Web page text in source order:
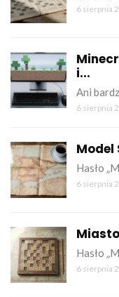
6 sierpnia
i...
Ani
6 sierpnia
Model
Hasło
6 sierpnia
Hasło
6 sierpnia